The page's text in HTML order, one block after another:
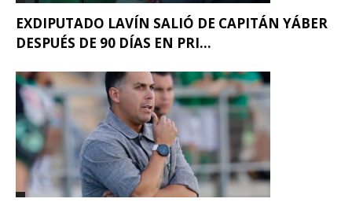
EXDIPUTADO LAVÍN SALIÓ DE CAPITÁN YÁBER
DESPUÉS DE 90 DÍAS EN PRI...